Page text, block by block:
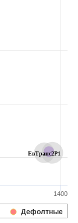
ЕвТранс2P1
Дефолтные
1400